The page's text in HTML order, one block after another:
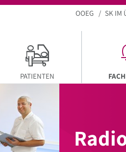
OOEG SK IM
PATIENTEN